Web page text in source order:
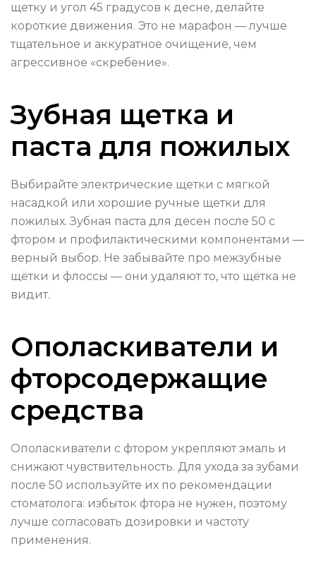
щетку и угол 45 градусов к десне, делайте
короткие движения. Это не марафон — лучше
тщательное и аккуратное очищение, чем
агрессивное «скребение».
Зубная щетка и
паста для пожилых
Выбирайте электрические щетки с мягкой
насадкой или хорошие ручные щетки для
пожилых. Зубная паста для десен после 50 с
фтором и профилактическими компонентами —
верный выбор. Не забывайте про межзубные
щётки и флоссы — они удаляют то, что щётка не
видит.
Ополаскиватели и
фторсодержащие
средства
Ополаскиватели с фтором укрепляют эмаль и
снижают чувствительность. Для ухода за зубами
после 50 используйте их по рекомендации
стоматолога: избыток фтора не нужен, поэтому
лучше согласовать дозировки и частоту
применения.